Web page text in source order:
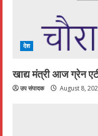
देश
खाद्य मंत्री आज ग्रेन
उप संपादक August 8,